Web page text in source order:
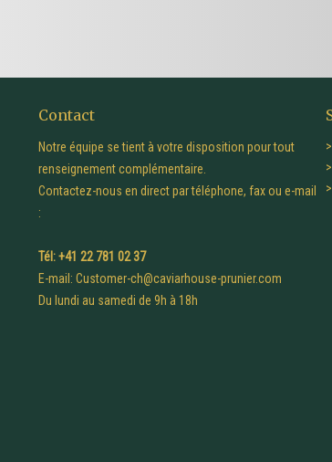
Contact
Notre équipe se tient à votre disposition pour tout
renseignement complémentaire.
Contactez-nous en direct par téléphone, fax ou e-mail
:
Tél: +41 22 781 02 37
E-mail: Customer-ch@caviarhouse-prunier.com
Du lundi au samedi de 9h à 18h